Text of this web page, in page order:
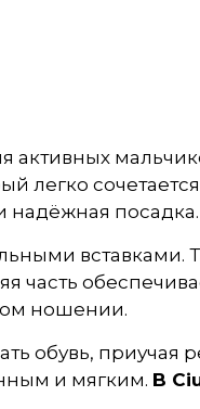
активных
легко
надёжная посадка.
вставками.
часть
ношении.
обувь,
и мягким. B